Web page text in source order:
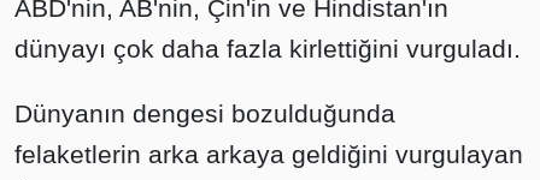
ABD'nin, AB'nin, Çin'in ve Hindistan'ın
dünyayı çok daha fazla kirlettiğini vurguladı.
Dünyanın dengesi bozulduğunda
felaketlerin arka arkaya geldiğini vurgulayan